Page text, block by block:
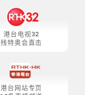
港台电视32
残特奥会直击
港台网站专页